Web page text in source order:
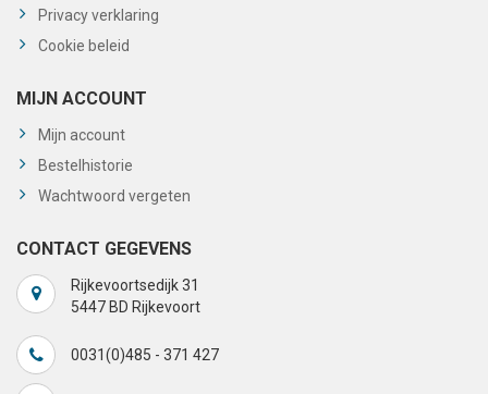
Privacy verklaring
Cookie beleid
MIJN ACCOUNT
Mijn account
Bestelhistorie
Wachtwoord vergeten
CONTACT GEGEVENS
Rijkevoortsedijk 31
5447 BD Rijkevoort
0031(0)485 - 371 427